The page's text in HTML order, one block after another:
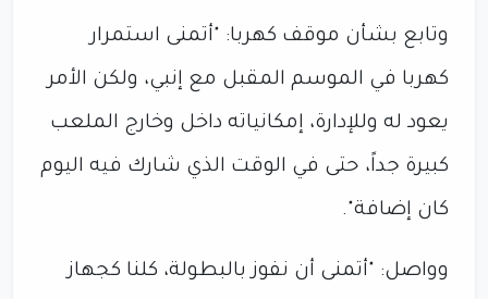
وتابع بشأن موقف كهربا: "أتمنى استمرار
كهربا في الموسم المقبل مع إنبي، ولكن الأمر
يعود له وللإدارة، إمكانياته داخل وخارج الملعب
كبيرة جداً، حتى في الوقت الذي شارك فيه اليوم
كان إضافة".
وواصل: "أتمنى أن نفوز بالبطولة، كلنا كجهاز